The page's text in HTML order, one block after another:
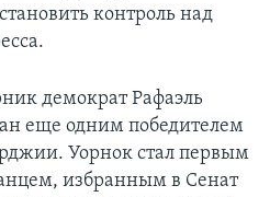
контроль над
демократ Рафаэль
еще одним победителем
Уорнок стал первым
избранным в Сенат